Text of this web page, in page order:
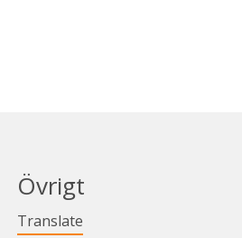
Övrigt
Translate